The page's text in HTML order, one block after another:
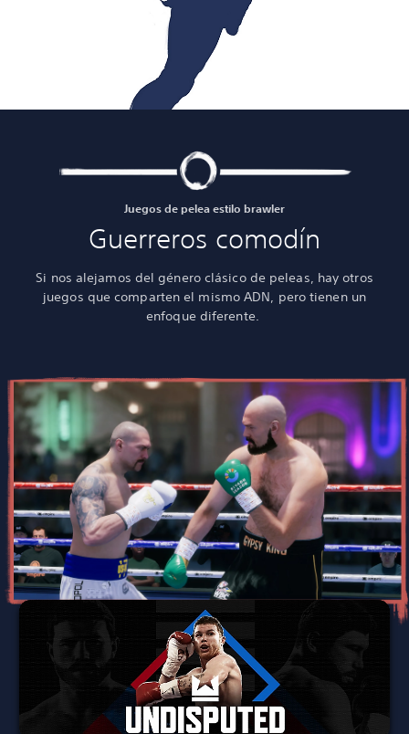
Juegos de pelea estilo brawler
Guerreros comodín
Si nos alejamos del género clásico de peleas, hay otros
juegos que comparten el mismo ADN, pero tienen un
enfoque diferente.